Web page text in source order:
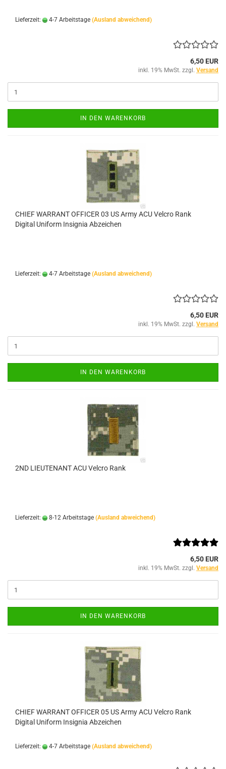
Lieferzeit: 4-7 Arbeitstage (Ausland abweichend)
6,50 EUR
inkl. 19% MwSt. zzgl. Versand
IN DEN WARENKORB
CHIEF WARRANT OFFICER 03 US Army ACU Velcro Rank
Digital Uniform Insignia Abzeichen
Lieferzeit: 4-7 Arbeitstage (Ausland abweichend)
6,50 EUR
inkl. 19% MwSt. zzgl. Versand
IN DEN WARENKORB
2ND LIEUTENANT ACU Velcro Rank
Lieferzeit: 8-12 Arbeitstage (Ausland abweichend)
6,50 EUR
inkl. 19% MwSt. zzgl. Versand
IN DEN WARENKORB
CHIEF WARRANT OFFICER 05 US Army ACU Velcro Rank
Digital Uniform Insignia Abzeichen
Lieferzeit: 4-7 Arbeitstage (Ausland abweichend)